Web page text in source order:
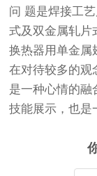
问 题是焊接工
式及双金属轧片
换热器用单金属
在对待较多的观
是一种心情的融
技能展示，也是